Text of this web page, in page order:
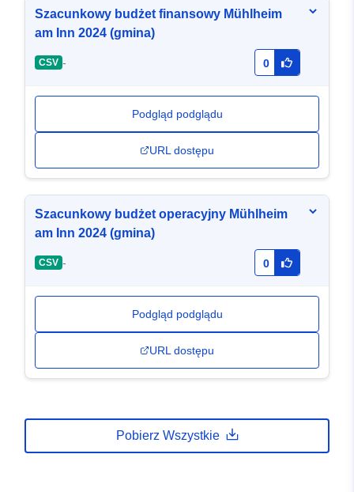
Szacunkowy budżet finansowy Mühlheim
am Inn 2024 (gmina)
CSV - 0
Podgląd podglądu
URL dostępu
Szacunkowy budżet operacyjny Mühlheim
am Inn 2024 (gmina)
CSV - 0
Podgląd podglądu
URL dostępu
Pobierz Wszystkie